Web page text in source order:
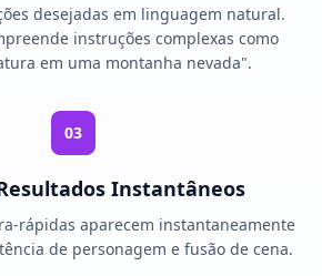
desejadas em linguagem natural.
instruções complexas como
em uma montanha nevada".
03
Instantâneos
rápidas aparecem instantaneamente
de personagem e fusão de cena.